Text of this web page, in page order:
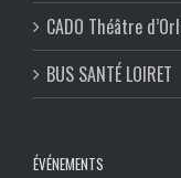
CADO Théâtre
BUS SANTÉ LOIRET
ÉVÉNEMENTS